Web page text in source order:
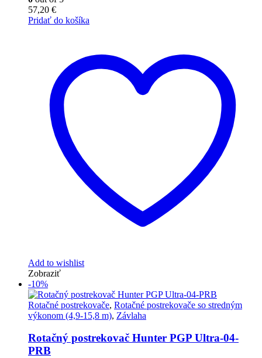
57,20 €
Pridať do košíka
Add to wishlist
Zobraziť
-10%
Rotačné postrekovače, Rotačné postrekovače so stredným
výkonom (4,9-15,8 m), Závlaha
Rotačný postrekovač Hunter PGP Ultra-04-
PRB